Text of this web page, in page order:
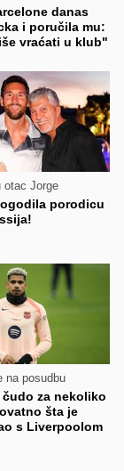
danas
i poručila mu:
vraćati u klub"
otac Jorge
porodicu
na posudbu
čudo za nekoliko
šta je
s Liverpoolom